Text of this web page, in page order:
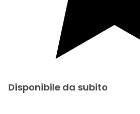
Disponibile da subito